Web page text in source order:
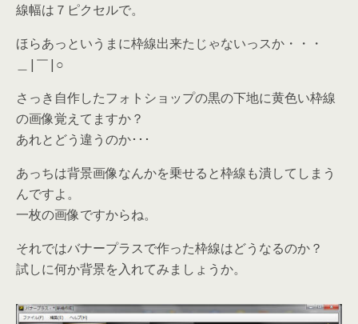
線幅は７ピクセルで。
ほらあっというまに枠線出来たじゃないっスか・・・
＿|￣|○
さっき自作したフォトショップの黒の下地に黄色い枠線
の画像覚えてますか？
あれとどう違うのか･･･
あっちは背景画像なんかを乗せると枠線も潰してしまう
んですよ。
一枚の画像ですからね。
それではバナープラスで作った枠線はどうなるのか？
試しに何か背景を入れてみましょうか。